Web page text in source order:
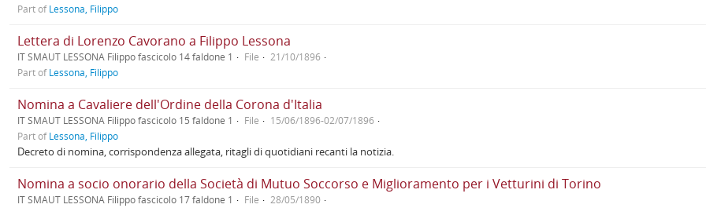
Part ofLessona, Filippo
Lettera di Lorenzo Cavorano a Filippo Lessona
IT SMAUT LESSONA Filippo fascicolo 14 faldone 1 File
21/10/1896
Part ofLessona, Filippo
Nomina a Cavaliere dell'Ordine della Corona d'Italia
IT SMAUT LESSONA Filippo fascicolo 15 faldone 1 File
15/06/1896-02/07/1896
Part ofLessona, Filippo
Decreto di nomina, corrispondenza allegata, ritagli di quotidiani recanti la notizia.
Nomina a socio onorario della Società di Mutuo Soccorso e Miglioramento per i Vetturini di Torino
IT SMAUT LESSONA Filippo fascicolo 17 faldone 1 File
28/05/1890